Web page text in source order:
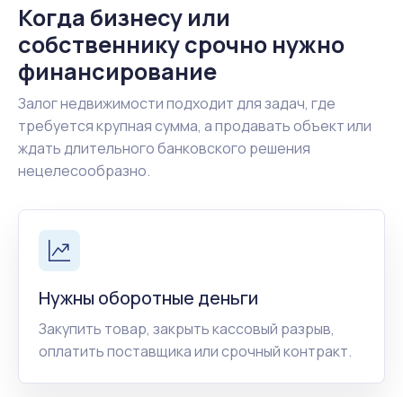
Когда бизнесу или
собственнику срочно нужно
финансирование
Залог недвижимости подходит для задач, где
требуется крупная сумма, а продавать объект или
ждать длительного банковского решения
нецелесообразно.
Нужны оборотные деньги
Закупить товар, закрыть кассовый разрыв,
оплатить поставщика или срочный контракт.